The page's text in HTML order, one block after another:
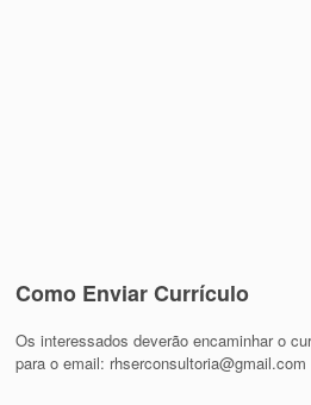
Como Enviar Currículo
Os interessados deverão encaminhar o
para o email: rhserconsultoria@gmail.com